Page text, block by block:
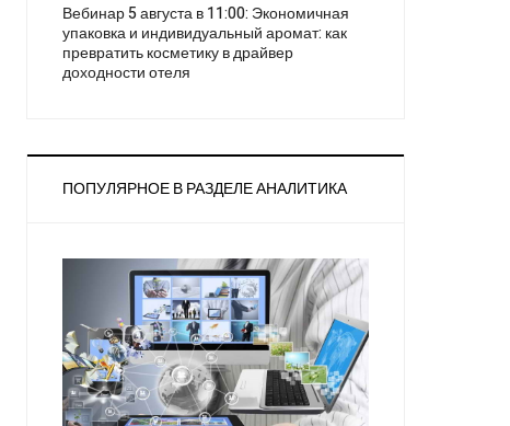
Вебинар 5 августа в 11:00: Экономичная
упаковка и индивидуальный аромат: как
превратить косметику в драйвер
доходности отеля
ПОПУЛЯРНОЕ В РАЗДЕЛЕ АНАЛИТИКА